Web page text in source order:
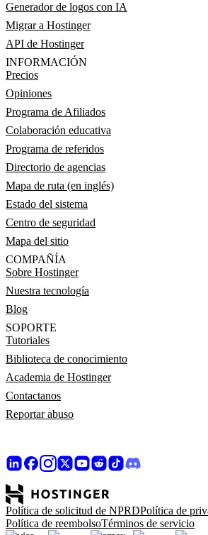
Generador de logos con IA
Migrar a Hostinger
API de Hostinger
INFORMACIÓN
Precios
Opiniones
Programa de Afiliados
Colaboración educativa
Programa de referidos
Directorio de agencias
Mapa de ruta (en inglés)
Estado del sistema
Centro de seguridad
Mapa del sitio
COMPAÑÍA
Sobre Hostinger
Nuestra tecnología
Blog
SOPORTE
Tutoriales
Biblioteca de conocimiento
Academia de Hostinger
Contactanos
Reportar abuso
Política de solicitud de NPRDPolítica de
Política de reembolsoTérminos de servicio